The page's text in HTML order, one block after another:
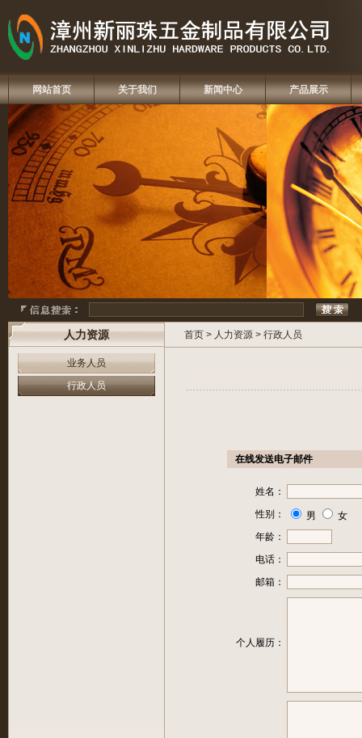
网站首页 关于我们 新闻中心 产品展示
人力资源
业务人员
行政人员
首页 > 人力资源 > 行政人员
在线发送电子邮件
姓名：
性别：
男
女
年龄：
电话：
邮箱：
个人履历：